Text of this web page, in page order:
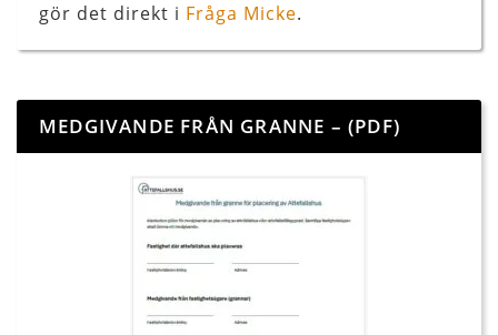
gör det direkt i Fråga Micke.
MEDGIVANDE FRÅN GRANNE – (PDF)